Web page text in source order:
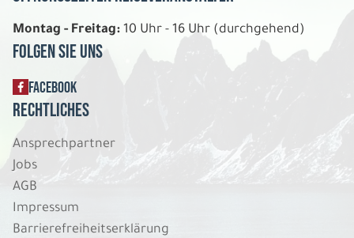
Montag - Freitag: 10 Uhr - 16 Uhr (durchgehend)
Folgen Sie uns
FACEBOOK
Rechtliches
Ansprechpartner
Jobs
AGB
Impressum
Barrierefreiheitserklärung